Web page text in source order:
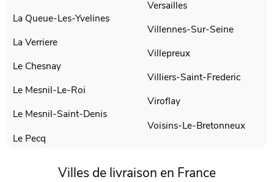
La Queue-Les-Yvelines
La Verriere
Le Chesnay
Le Mesnil-Le-Roi
Le Mesnil-Saint-Denis
Le Pecq
Versailles
Villennes-Sur-Seine
Villepreux
Villiers-Saint-Frederic
Viroflay
Voisins-Le-Bretonneux
Villes de livraison en France